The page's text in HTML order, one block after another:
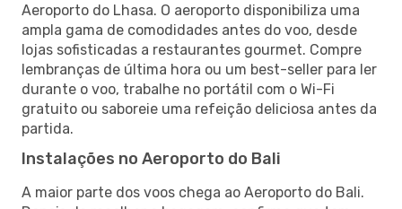
Aeroporto do Lhasa. O aeroporto disponibiliza uma
ampla gama de comodidades antes do voo, desde
lojas sofisticadas a restaurantes gourmet. Compre
lembranças de última hora ou um best-seller para ler
durante o voo, trabalhe no portátil com o Wi-Fi
gratuito ou saboreie uma refeição deliciosa antes da
partida.
Instalações no Aeroporto do Bali
A maior parte dos voos chega ao Aeroporto do Bali.